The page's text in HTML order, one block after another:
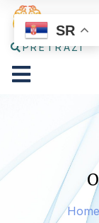
PRETRAŽI
Home
SR